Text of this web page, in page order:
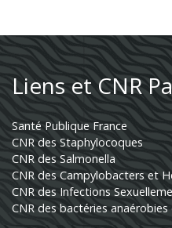
Liens et CNR
Santé Publique France
CNR des Staphylocoques
CNR des Salmonella
CNR des Campylobacters et
CNR des Infections
CNR des bactéries